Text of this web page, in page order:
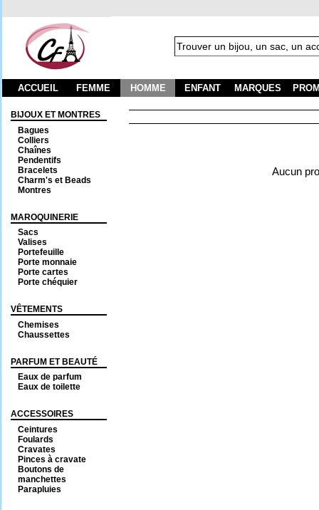
ACCUEIL FEMME HOMME ENFANT MARQUES
BIJOUX ET MONTRES
Bagues
Colliers
Chaînes
Pendentifs
Bracelets
Charm's et Beads
Montres
MAROQUINERIE
Sacs
Valises
Portefeuille
Porte monnaie
Porte cartes
Porte chéquier
VÊTEMENTS
Chemises
Chaussettes
PARFUM ET BEAUTÉ
Eaux de parfum
Eaux de toilette
ACCESSOIRES
Ceintures
Foulards
Cravates
Pinces à cravate
Boutons de
manchettes
Parapluies
Aucun